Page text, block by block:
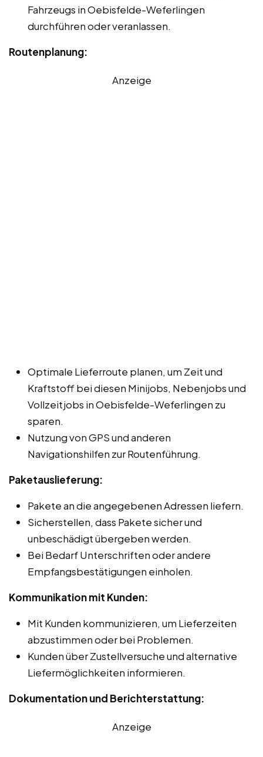
Fahrzeugs in Oebisfelde-Weferlingen
durchführen oder veranlassen.
Routenplanung:
Anzeige
Optimale Lieferroute planen, um Zeit und
Kraftstoff bei diesen Minijobs, Nebenjobs und
Vollzeitjobs in Oebisfelde-Weferlingen zu
sparen.
Nutzung von GPS und anderen
Navigationshilfen zur Routenführung.
Paketauslieferung:
Pakete an die angegebenen Adressen liefern.
Sicherstellen, dass Pakete sicher und
unbeschädigt übergeben werden.
Bei Bedarf Unterschriften oder andere
Empfangsbestätigungen einholen.
Kommunikation mit Kunden:
Mit Kunden kommunizieren, um Lieferzeiten
abzustimmen oder bei Problemen.
Kunden über Zustellversuche und alternative
Liefermöglichkeiten informieren.
Dokumentation und Berichterstattung:
Anzeige